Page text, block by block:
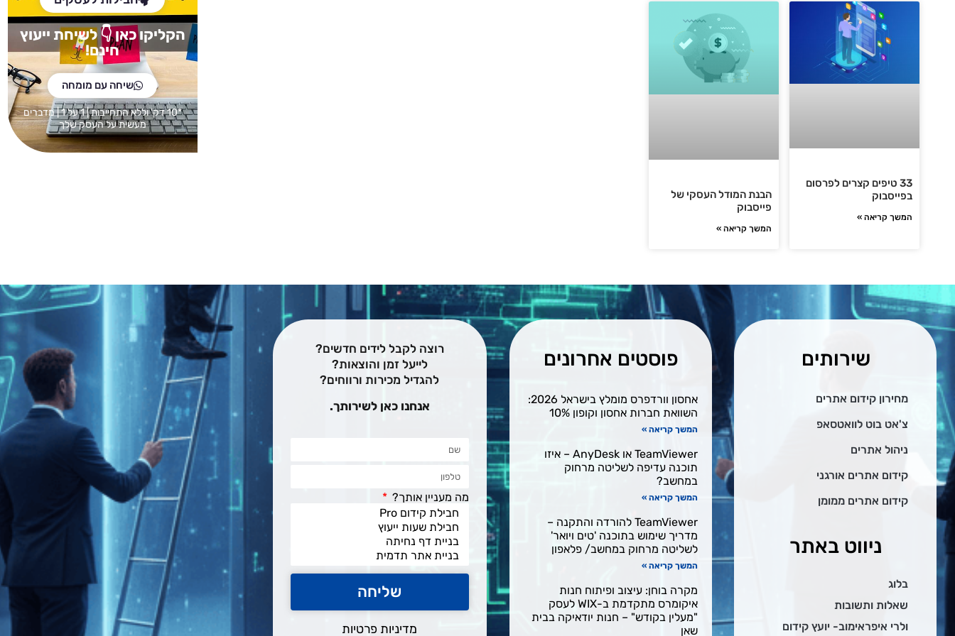
33 טיפים קצרים לפרסום
בפייסבוק
המשך קריאה »
הבנת המודל העסקי של
פייסבוק
המשך קריאה »
הקליקו כאן👇 לשיחת ייעוץ
חינם!
שיחה עם מומחה
*10 דק' וללא התחייבות | 1 על 1 | מדברים
מעשית על העסק שלך
שירותים
מחירון קידום אתרים
צ'אט בוט לוואטסאפ
ניהול אתרים
קידום אתרים אורגני
קידום אתרים ממומן
ניווט באתר
בלוג
שאלות ותשובות
ולרי איפראימוב- יועץ קידום
פוסטים אחרונים
אחסון וורדפרס מומלץ בישראל 2026:
השוואת חברות אחסון וקופון 10%
המשך קריאה »
TeamViewer או AnyDesk – איזו
תוכנה עדיפה לשליטה מרחוק
במחשב?
המשך קריאה »
TeamViewer להורדה והתקנה –
מדריך שימוש בתוכנה 'טים ויואר'
לשליטה מרחוק במחשב/ פלאפון
המשך קריאה »
מקרה בוחן: עיצוב ופיתוח חנות
איקומרס מתקדמת ב-WIX לעסק
"מעלין בקודש" – חנות יודאיקה בבית
שאן
רוצה לקבל לידים חדשים?
לייעל זמן והוצאות?
להגדיל מכירות ורווחים?
אנחנו כאן לשירותך.
מה מעניין אותך?
שליחה
מדיניות פרטיות